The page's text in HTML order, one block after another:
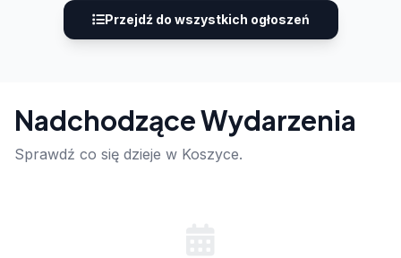
Przejdź do wszystkich ogłoszeń
Nadchodzące Wydarzenia
Sprawdź co się dzieje w Koszyce.